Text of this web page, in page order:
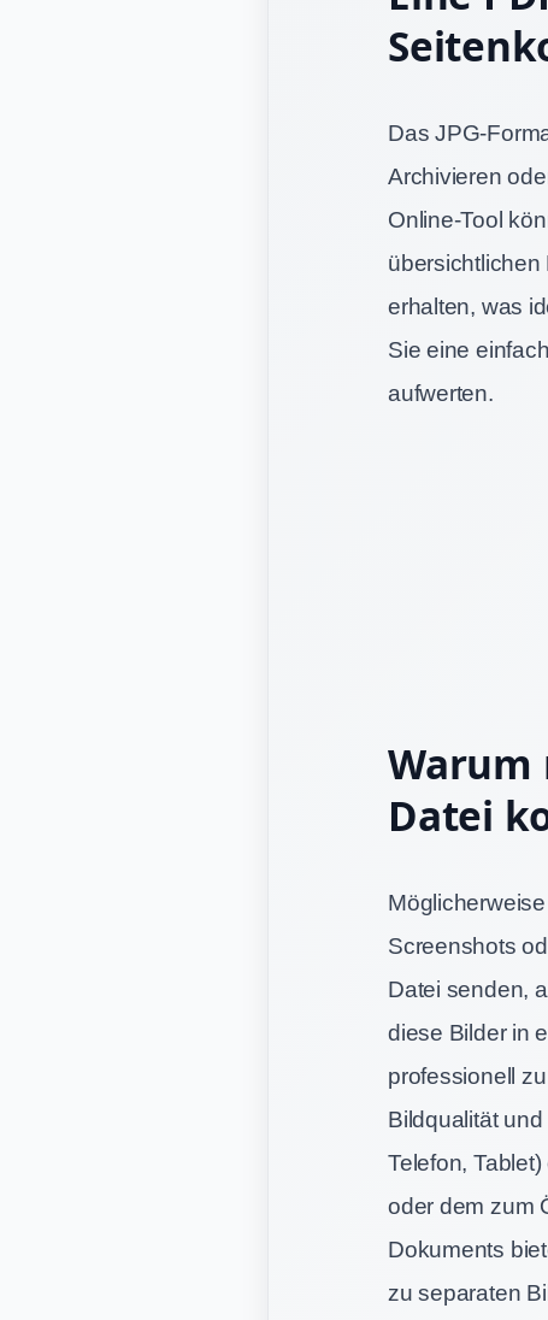
Das JPG-
Archivieren
Online-Tool
erhalten, was
Sie eine
aufwerten.
Warum
Datei
Screenshots
Datei senden,
diese Bilder in
professionell
Bildqualität
Telefon,
oder dem zum
Dokuments
zu separaten